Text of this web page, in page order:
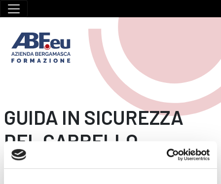
GUIDA IN SICUREZZA
DEL CARRELLO
ELEVATORE